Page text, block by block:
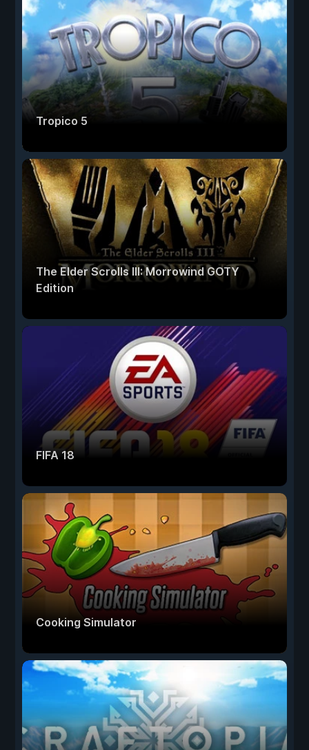
Tropico 5
The Elder Scrolls III: Morrowind GOTY
Edition
FIFA 18
Cooking Simulator